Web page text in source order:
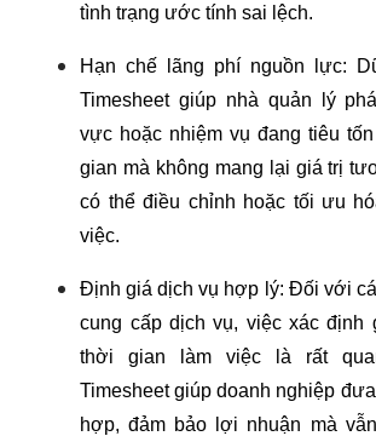
tình trạng ước tính sai lệch.
Hạn chế lãng phí nguồn lực:
Timesheet giúp nhà quản lý
vực hoặc nhiệm vụ đang tiêu
gian mà không mang lại giá trị
có thể điều chỉnh hoặc tối ưu
việc.
Định giá dịch vụ hợp lý: Đối với
cung cấp dịch vụ, việc xác định
thời gian làm việc là rất
Timesheet giúp doanh nghiệp
hợp, đảm bảo lợi nhuận mà